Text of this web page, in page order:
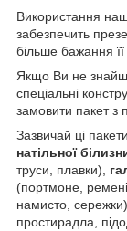
Використання
забезпечить
більше бажання її
Якщо Ви не
спеціальні
замовити пакет з
Зазвичай ці
натільної
труси, плавки),
(портмоне,
намисто, сережки),
простирадла,